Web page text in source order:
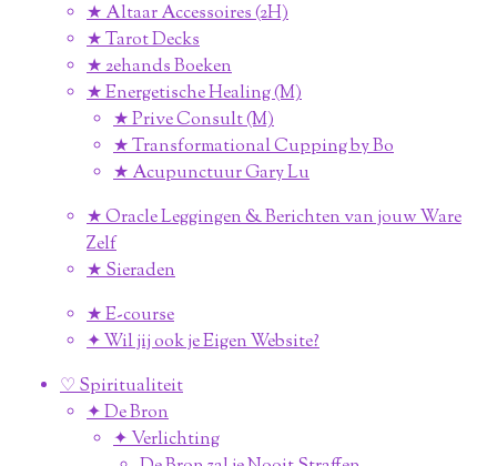
★ Altaar Accessoires (2H)
★ Tarot Decks
★ 2ehands Boeken
★ Energetische Healing (M)
★ Prive Consult (M)
★ Transformational Cupping by Bo
★ Acupunctuur Gary Lu
★ Oracle Leggingen & Berichten van jouw Ware
Zelf
★ Sieraden
★ E-course
✦ Wil jij ook je Eigen Website?
♡ Spiritualiteit
✦ De Bron
✦ Verlichting